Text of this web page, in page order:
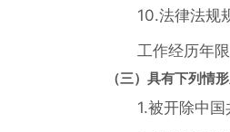
10.法律法规
工作经历年
（三）具有下列情
1.被开除中国